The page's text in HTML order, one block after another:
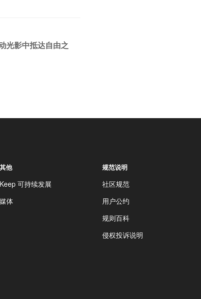
光影中抵达自由之
其他
Keep 可持续发展
媒体
规范说明
社区规范
用户公约
规则百科
侵权投诉说明